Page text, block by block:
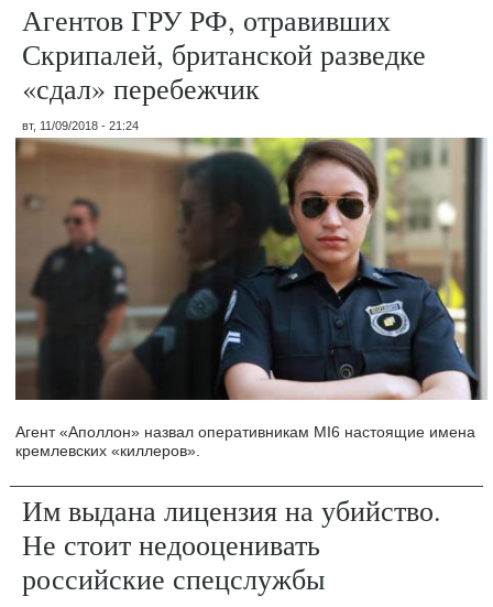
Агентов ГРУ РФ, отравивших
Скрипалей, британской разведке
«сдал» перебежчик
вт, 11/09/2018 - 21:24
Агент «Аполлон» назвал оперативникам MI6 настоящие имена
кремлевских «киллеров».
Им выдана лицензия на убийство.
Не стоит недооценивать
российские спецслужбы